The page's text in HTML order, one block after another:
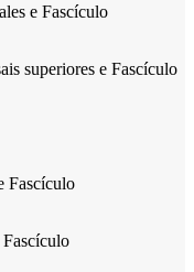
e Fascículo
superiores e Fascículo
Fascículo
Fascículo